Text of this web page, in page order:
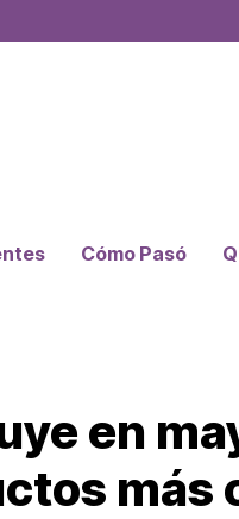
Cómo Pasó
en
más